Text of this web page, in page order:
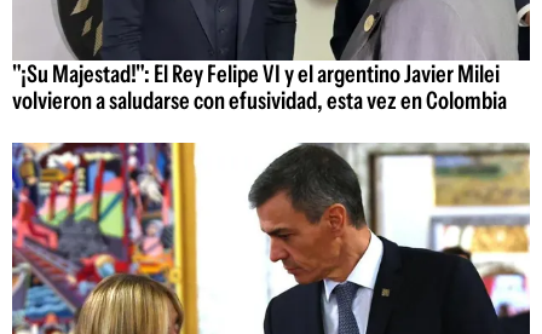
"¡Su Majestad!": El Rey Felipe VI y el argentino Javier Milei
volvieron a saludarse con efusividad, esta vez en Colombia